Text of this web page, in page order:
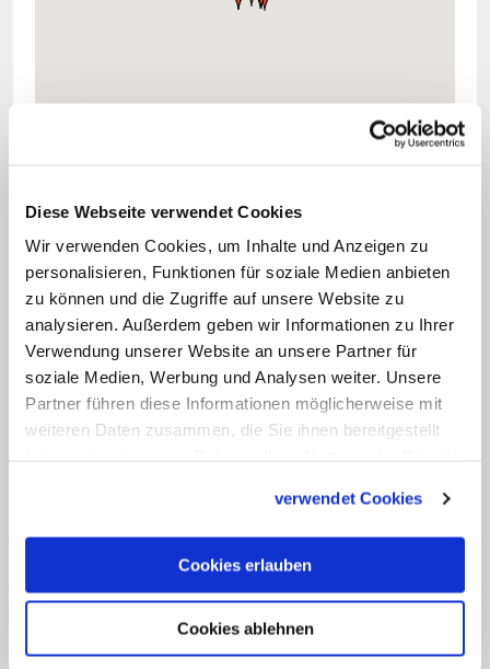
Diese Webseite verwendet Cookies
Wir verwenden Cookies, um Inhalte und Anzeigen zu
personalisieren, Funktionen für soziale Medien anbieten
zu können und die Zugriffe auf unsere Website zu
analysieren. Außerdem geben wir Informationen zu Ihrer
Verwendung unserer Website an unsere Partner für
soziale Medien, Werbung und Analysen weiter. Unsere
Partner führen diese Informationen möglicherweise mit
weiteren Daten zusammen, die Sie ihnen bereitgestellt
verwendet Cookies
Cookies erlauben
Cookies ablehnen
Kirchliche Hilfsprojekte
Auf der Karte finden Sie eine Auswahl von
kirchlichen Hilfsprojekten für Flüchtlinge und
Asylsuchende. Fahren Sie mit der Maus über die
Ebenfalls im Erzbistum München betreut
der Diözesancaritasverband über den
Alveni-Flüchtlingsdienst etwa 1.400
Flüchtlinge und Asylsuchende in